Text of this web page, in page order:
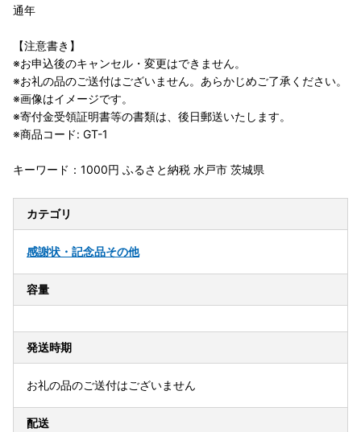
通年
【注意書き】
※お申込後のキャンセル・変更はできません。
※お礼の品のご送付はございません。あらかじめご了承ください。
※画像はイメージです。
※寄付金受領証明書等の書類は、後日郵送いたします。
※商品コード: GT-1
キーワード：1000円 ふるさと納税 水戸市 茨城県
カテゴリ
感謝状・記念品その他
容量
発送時期
お礼の品のご送付はございません
配送